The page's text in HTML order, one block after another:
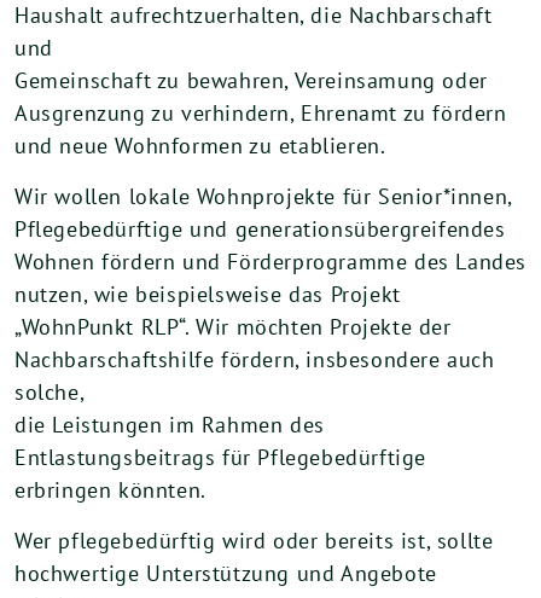
Haushalt aufrechtzuerhalten, die Nachbarschaft
und
Gemeinschaft zu bewahren, Vereinsamung oder
Ausgrenzung zu verhindern, Ehrenamt zu fördern
und neue Wohnformen zu etablieren.
Wir wollen lokale Wohnprojekte für Senior*innen,
Pflegebedürftige und generationsübergreifendes
Wohnen fördern und Förderprogramme des Landes
nutzen, wie beispielsweise das Projekt
„WohnPunkt RLP“. Wir möchten Projekte der
Nachbarschaftshilfe fördern, insbesondere auch
solche,
die Leistungen im Rahmen des
Entlastungsbeitrags für Pflegebedürftige
erbringen könnten.
Wer pflegebedürftig wird oder bereits ist, sollte
hochwertige Unterstützung und Angebote